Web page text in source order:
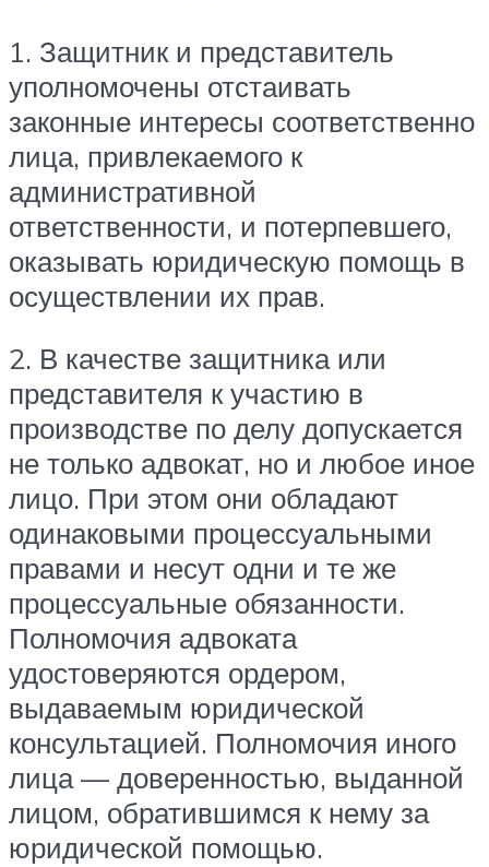
1. Защитник и представитель
уполномочены отстаивать
законные интересы соответственно
лица, привлекаемого к
административной
ответственности, и потерпевшего,
оказывать юридическую помощь в
осуществлении их прав.
2. В качестве защитника или
представителя к участию в
производстве по делу допускается
не только адвокат, но и любое иное
лицо. При этом они обладают
одинаковыми процессуальными
правами и несут одни и те же
процессуальные обязанности.
Полномочия адвоката
удостоверяются ордером,
выдаваемым юридической
консультацией. Полномочия иного
лица — доверенностью, выданной
лицом, обратившимся к нему за
юридической помощью.